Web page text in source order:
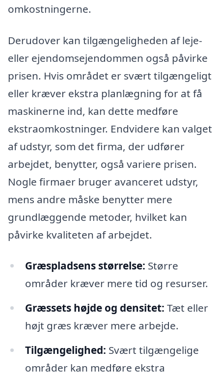
omkostningerne.
Derudover kan tilgængeligheden af leje-
eller ejendomsejendommen også påvirke
prisen. Hvis området er svært tilgængeligt
eller kræver ekstra planlægning for at få
maskinerne ind, kan dette medføre
ekstraomkostninger. Endvidere kan valget
af udstyr, som det firma, der udfører
arbejdet, benytter, også variere prisen.
Nogle firmaer bruger avanceret udstyr,
mens andre måske benytter mere
grundlæggende metoder, hvilket kan
påvirke kvaliteten af arbejdet.
Græspladsens størrelse: Større
områder kræver mere tid og resurser.
Græssets højde og densitet: Tæt eller
højt græs kræver mere arbejde.
Tilgængelighed: Svært tilgængelige
områder kan medføre ekstra